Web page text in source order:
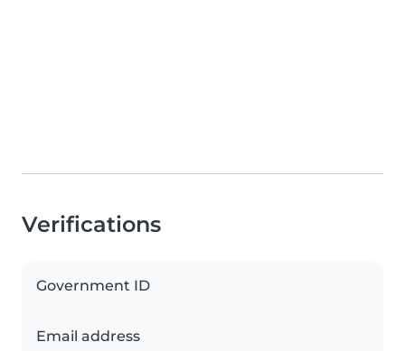
Verifications
Government ID
Email address